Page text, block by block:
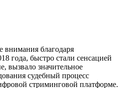
внимания благодаря
года, быстро стали сенсацией
вызвало значительное
судебный процесс
стриминговой платформе.